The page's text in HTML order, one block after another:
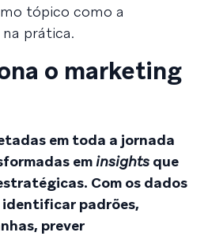
tópico como a
prática.
o marketing
em toda a jornada
eminsights que
Com os dados
identificar padrões,
prever